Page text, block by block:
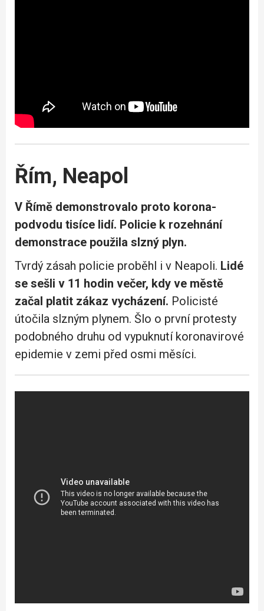
Řím, Neapol
V Římě demonstrovalo proto korona-
podvodu tisíce lidí. Policie k rozehnání
demonstrace použila slzný plyn.
Tvrdý zásah policie proběhl i v Neapoli. Lidé
se sešli v 11 hodin večer, kdy ve městě
začal platit zákaz vycházení. Policisté
útočila slzným plynem. Šlo o první protesty
podobného druhu od vypuknutí koronavirové
epidemie v zemi před osmi měsíci.